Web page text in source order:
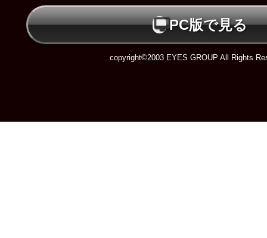
PC版で見る
copyright©2003 EYES GROUP All Rights